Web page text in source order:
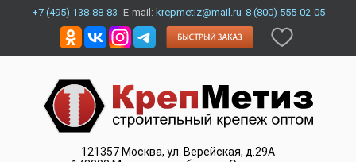
+7 (495) 138-88-83 E-mail: krepmetiz@mail.ru 8 (800) 555-02-05
121357 Москва, ул. Верейская, д.29А